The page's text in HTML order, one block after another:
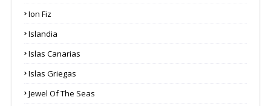
Ion Fiz
Islandia
Islas Canarias
Islas Griegas
Jewel Of The Seas